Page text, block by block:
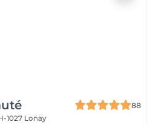
88
1027 Lonay